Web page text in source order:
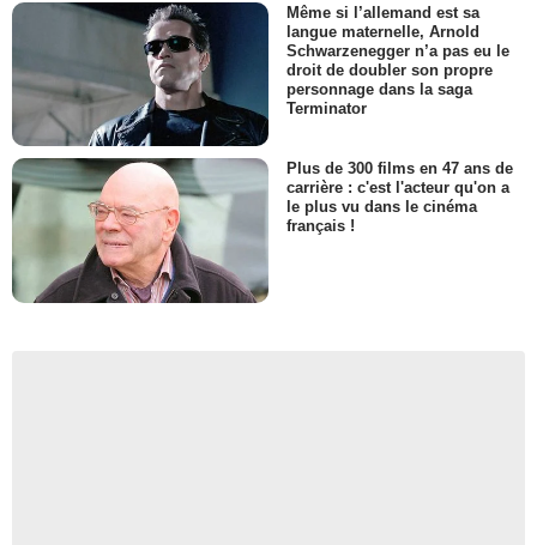
Même si l’allemand est sa
langue maternelle, Arnold
Schwarzenegger n’a pas eu le
droit de doubler son propre
personnage dans la saga
Terminator
Plus de 300 films en 47 ans de
carrière : c'est l'acteur qu'on a
le plus vu dans le cinéma
français !